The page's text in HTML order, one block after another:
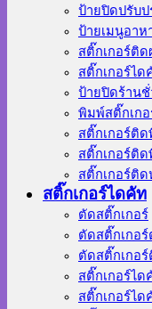
ป้ายปิดปรับป
ป้ายเมนูอาห
สติ๊กเกอร์ติ
สติ๊กเกอร์ไ
ป้ายปิดร้านชั่
พิมพ์สติ๊กเก
สติ๊กเกอร์ติ
สติ๊กเกอร์ติ
สติ๊กเกอร์ติ
สติ๊กเกอร์ไดคัท
ตัดสติ๊กเกอร์
ตัดสติ๊กเกอ
ตัดสติ๊กเกอร์
สติ๊กเกอร์ได
สติ๊กเกอร์ไ